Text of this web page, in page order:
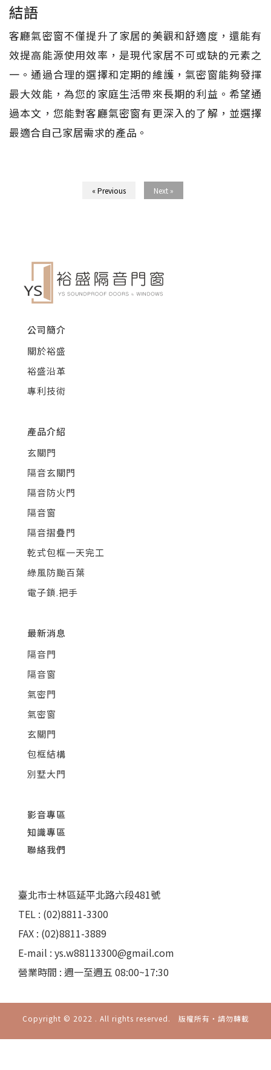
結語
客廳氣密窗不僅提升了家居的美觀和舒適度，還能有
效提高能源使用效率，是現代家居不可或缺的元素之
一。通過合理的選擇和定期的維護，氣密窗能夠發揮
最大效能，為您的家庭生活帶來長期的利益。希望通
過本文，您能對客廳氣密窗有更深入的了解，並選擇
最適合自己家居需求的產品。
« Previous Next »
公司簡介
關於裕盛
裕盛沿革
專利技術
產品介紹
玄關門
隔音玄關門
隔音防火門
隔音窗
隔音摺疊門
乾式包框一天完工
綠風防颱百葉
電子鎖.把手
最新消息
隔音門
隔音窗
氣密門
氣密窗
玄關門
包框結構
別墅大門
影音專區
知識專區
聯絡我們
臺北市士林區延平北路六段481號
TEL : (02)8811-3300
FAX : (02)8811-3889
E-mail : ys.w88113300@gmail.com
營業時間 : 週一至週五 08:00~17:30
Copyright © 2022 . All rights reserved. 版權所有‧請勿轉載